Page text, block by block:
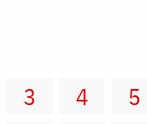
3 4
5